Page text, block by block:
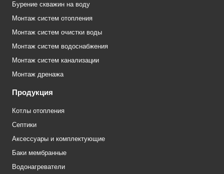
Бурение скважин на воду
Монтаж систем отопления
Монтаж систем очистки воды
Монтаж систем водоснабжения
Монтаж систем канализации
Монтаж дренажа
Продукция
Котлы отопления
Септики
Аксессуары и комплектующие
Баки мембранные
Водонагреватели